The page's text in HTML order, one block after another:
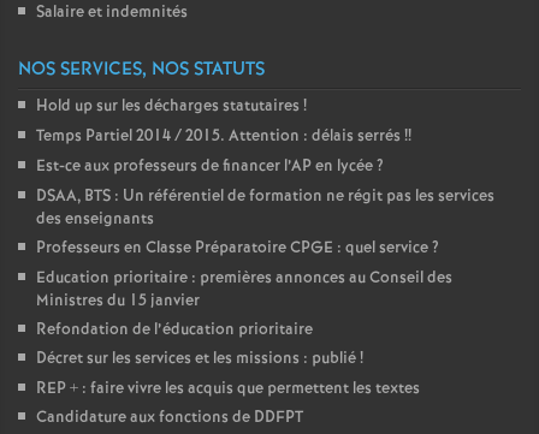
T
u
r
Salaire et indemnités
NOS SERVICES, NOS STATUTS
Hold up sur les décharges statutaires !
Temps Partiel 2014 / 2015. Attention : délais serrés !!
Est-ce aux professeurs de financer l’AP en lycée?
DSAA, BTS : Un référentiel de formation ne régit pas les services
des enseignants
Professeurs en Classe Préparatoire CPGE : quel service?
Education prioritaire : premières annonces au Conseil des
Ministres du 15 janvier
Refondation de l’éducation prioritaire
Décret sur les services et les missions : publié!
REP + : faire vivre les acquis que permettent les textes
Candidature aux fonctions de DDFPT